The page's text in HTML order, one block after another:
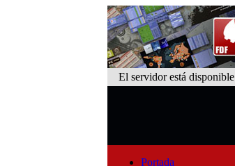
El servidor está disponible
Portada